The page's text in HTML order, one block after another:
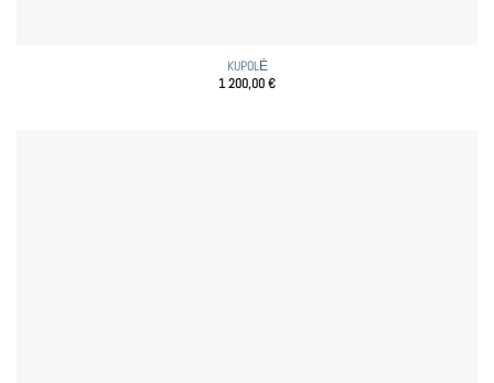
KUPOLĖ
1 200,00€